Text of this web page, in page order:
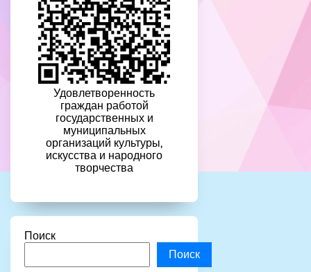
Удовлетворенность
граждан работой
государственных и
муниципальных
организаций культуры,
искусства и народного
творчества
Поиск
Поиск